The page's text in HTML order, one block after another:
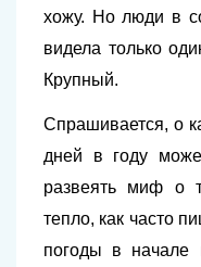
хожу. Но люди в
видела только
Крупный.
Спрашивается, о
дней в году
развеять миф о
тепло, как часто
погоды в начале